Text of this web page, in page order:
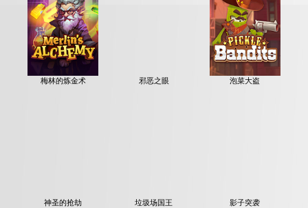
梅林的炼金术 邪恶之眼 泡菜大盗
神圣的抢劫 垃圾场国王 影子突袭